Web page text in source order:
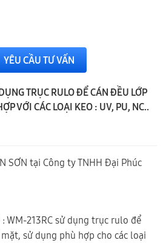
YÊU CẦU TƯ VẤN
TRỤC RULO ĐỂ CÁN ĐỀU LỚP
VỚI CÁC LOẠI KEO : UV, PU, NC..
SƠN tại Công ty TNHH Đại Phúc
WM-213RC sử dụng trục rulo để
sử dụng phù hợp cho các loại